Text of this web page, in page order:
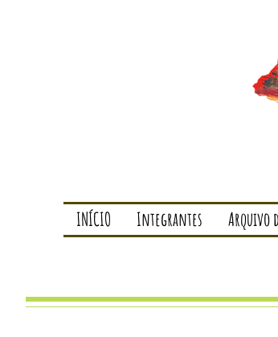
INÍCIO Integrantes Arquivo